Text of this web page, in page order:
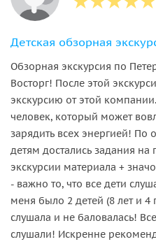
Детская обзорная
Обзорная экскурсия по
Восторг! После этой
экскурсию от этой
человек, который может
зарядить всех энергией! По
детям достались задания
экскурсии материала +
- важно то, что все дети
меня было 2 детей (8 лет и 4
слушала и не баловалась!
слушали! Искренне